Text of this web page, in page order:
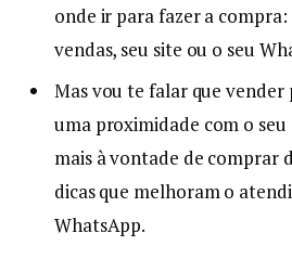
onde ir para fazer a compra:
vendas, seu site ou o seu
Mas vou te falar que
uma proximidade com o
mais à vontade de comprar
dicas que melhoram o
WhatsApp.